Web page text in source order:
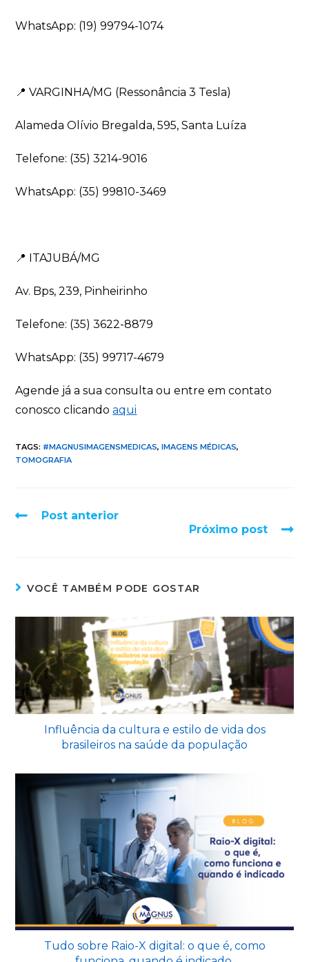
WhatsApp: (19) 99794-1074
📍 VARGINHA/MG (Ressonância 3 Tesla)
Alameda Olívio Bregalda, 595, Santa Luíza
Telefone: (35) 3214-9016
WhatsApp: (35) 99810-3469
📍 ITAJUBÁ/MG
Av. Bps, 239, Pinheirinho
Telefone: (35) 3622-8879
WhatsApp: (35) 99717-4679
Agende já a sua consulta ou entre em contato
conosco clicandoaqui
TAGS: #MAGNUSIMAGENSMEDICAS, IMAGENS MÉDICAS,
TOMOGRAFIA
Post anterior
Próximo post
VOCÊ TAMBÉM PODE GOSTAR
Influência da cultura e estilo de vida dos
brasileiros na saúde da população
Tudo sobre Raio-X digital: o que é, como